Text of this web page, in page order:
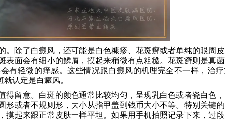
。除了白癜风，还可能是白色糠疹、花斑癣或者单纯的眼周皮
表面会有细小的鳞屑，摸起来稍微有点粗糙。花斑癣则是真菌
有轻微的痒感。这些情况跟白癜风的机理完全不一样，治
认定是白癜风。
得留意。白斑的颜色通常比较均匀，呈现乳白色或者瓷白色
形或者不规则形，大小从指甲盖到钱币大小不等。特别关键
摸起来跟正常皮肤一样平坦。如果用手机拍照记录下来，过